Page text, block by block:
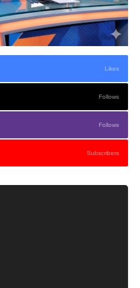
Likes
Follows
Follows
Subscribers